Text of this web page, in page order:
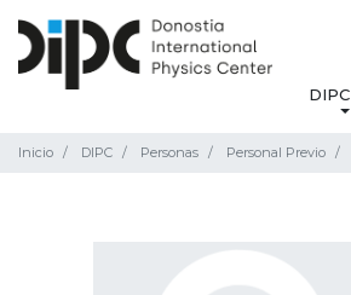
DIPC
Inicio DIPC Personas Personal Previo